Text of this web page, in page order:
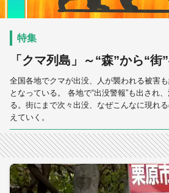
「クマ列島」～“森”から“街
全国各地でクマが出没、人が襲われる被害
となっている。 各地で“出没警報”も出され
る。街にまで次々出没、なぜこんなに現れ
えていく。